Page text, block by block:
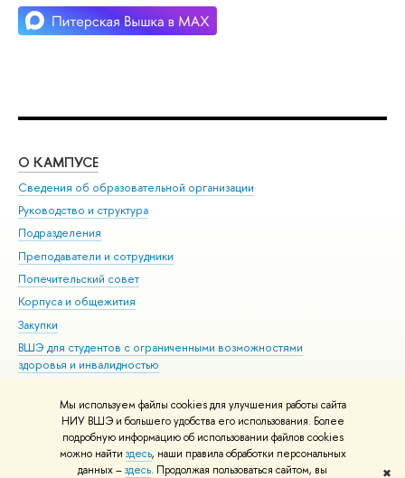
Мы используем файлы cookies для улучшения работы сайта
НИУ ВШЭ и большего удобства его использования. Более
подробную информацию об использовании файлов cookies
можно найти здесь, наши правила обработки персональных
данных –здесь. Продолжая пользоваться сайтом, вы ✖
О КАМПУСЕ
Сведения об образовательной организации
Руководство и структура
Подразделения
Преподаватели и сотрудники
Попечительский совет
Корпуса и общежития
Закупки
ВШЭ для студентов с ограниченными возможностями
здоровья и инвалидностью
Единая платежная страница